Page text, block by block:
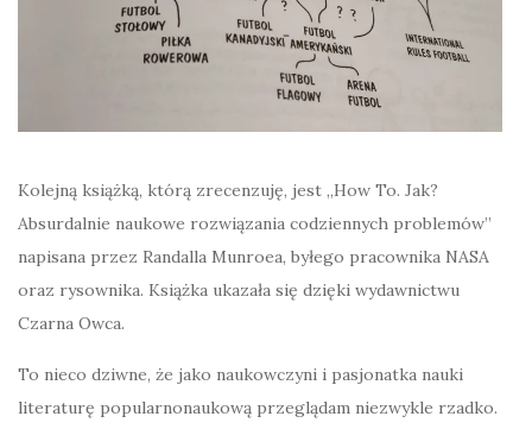
Kolejną książką, którą zrecenzuję, jest „How To. Jak?
Absurdalnie naukowe rozwiązania codziennych problemów”
napisana przez Randalla Munroea, byłego pracownika NASA
oraz rysownika. Książka ukazała się dzięki wydawnictwu
Czarna Owca.
To nieco dziwne, że jako naukowczyni i pasjonatka nauki
literaturę popularnonaukową przeglądam niezwykle rzadko.